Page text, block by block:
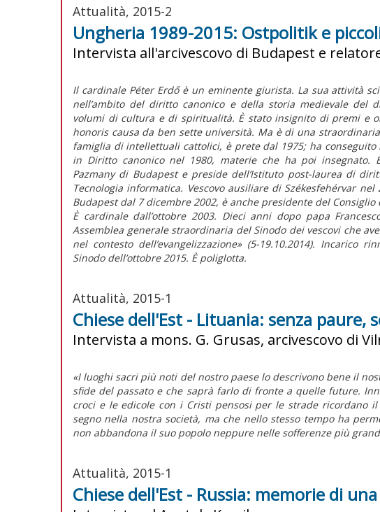
Attualità, 2015-2
Ungheria 1989-2015: Ostpolitik e
Intervista all'arcivescovo di Budapest e
Il cardinale Péter Erdő è un eminente giurista. La sua attività
nell’ambito del diritto canonico e della storia medievale del
volumi di cultura e di spiritualità. È stato insignito di premi e
honoris causa da ben sette università. Ma è di una
famiglia di intellettuali cattolici, è prete dal 1975; ha
in Diritto canonico nel 1980, materie che ha poi insegnato.
Pazmany di Budapest e preside dell’Istituto post-laurea di
Tecnologia informatica. Vescovo ausiliare di Székesfehérvar
Budapest dal 7 dicembre 2002, è anche presidente del
È cardinale dall’ottobre 2003. Dieci anni dopo papa
Assemblea generale straordinaria del Sinodo dei vescovi che
nel contesto dell’evangelizzazione» (5-19.10.2014). Incarico
Sinodo dell’ottobre 2015. È poliglotta.
Attualità, 2015-1
Chiese dell'Est - Lituania: senza paure,
Intervista a mons. G. Grusas, arcivescovo di
«I luoghi sacri più noti del nostro paese lo descrivono bene il
sfide del passato e che saprà farlo di fronte a quelle future.
croci e le edicole con i Cristi pensosi per le strade ricordano
segno nella nostra società, ma che nello stesso tempo ha
non abbandona il suo popolo neppure nelle sofferenze più
Attualità, 2015-1
Chiese dell'Est - Russia: memorie di